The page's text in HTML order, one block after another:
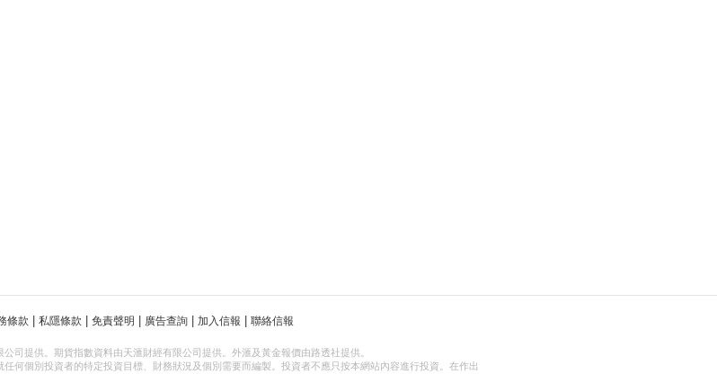
條款 | 私隱條款 | 免責聲明 | 廣告查詢 | 加入信報 | 聯絡信報
司提供。期貨指數資料由天滙財經有限公司提供。外滙及黃金報價由路透社提供。
何個別投資者的特定投資目標、財務狀況及個別需要而編製。投資者不應只按本網站內容進行投資。在作出